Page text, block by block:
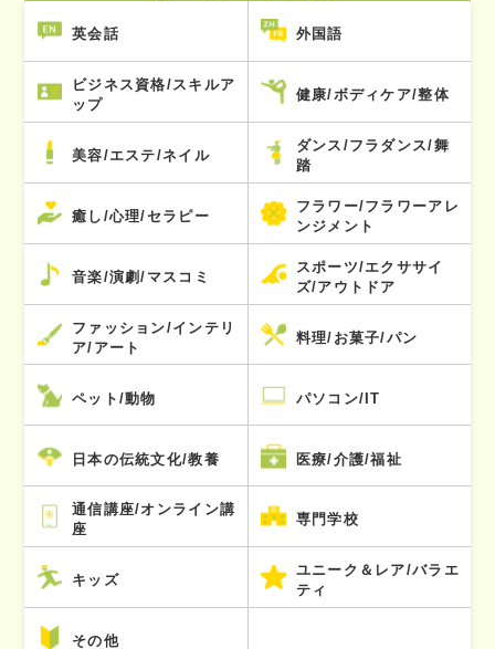
英会話 外国語
ビジネス資格/スキルア
ップ
健康/ボディケア/整体
美容/エステ/ネイル
ダンス/フラダンス/舞
踏
癒し/心理/セラピー
フラワー/フラワーアレ
ンジメント
音楽/演劇/マスコミ
スポーツ/エクササイ
ズ/アウトドア
ファッション/インテリ
ア/アート
料理/お菓子/パン
ペット/動物 パソコン/IT
日本の伝統文化/教養 医療/介護/福祉
通信講座/オンライン講
座
専門学校
キッズ
ユニーク＆レア/バラエ
ティ
その他